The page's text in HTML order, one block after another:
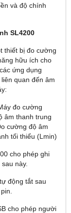
và độ chính
SL4200
thiết bị đo cường
hữu ích cho
ứng dụng
quan đến âm
đo cường
âm thanh trung
cường độ âm
tối thiểu (Lmin)
cho phép ghi
này.
động tắt sau
cho phép người